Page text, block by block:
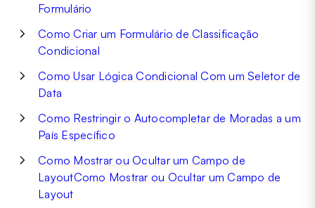
Formulário
Como Criar um Formulário de Classificação
Condicional
Como Usar Lógica Condicional Com um Seletor de
Data
Como Restringir o Autocompletar de Moradas a um
País Específico
Como Mostrar ou Ocultar um Campo de
LayoutComo Mostrar ou Ocultar um Campo de
Layout